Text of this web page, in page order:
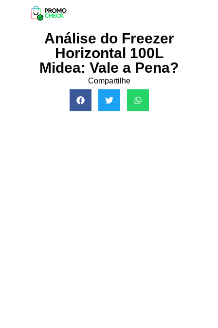
Análise do Freezer
Horizontal 100L
Midea: Vale a Pena?
Compartilhe